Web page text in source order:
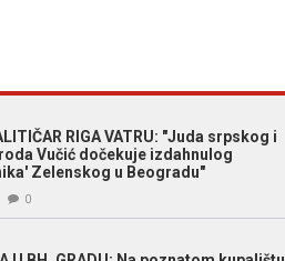
RIGA VATRU: "Juda srpskog i
Vučić dočekuje izdahnulog
Zelenskog u Beogradu"
0